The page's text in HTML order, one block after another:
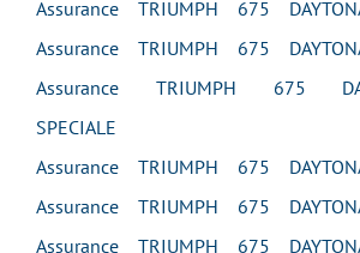
Assurance TRIUMPH 675
Assurance TRIUMPH 675
Assurance TRIUMPH 675
SPECIALE
Assurance TRIUMPH 675
Assurance TRIUMPH 675
Assurance TRIUMPH 675